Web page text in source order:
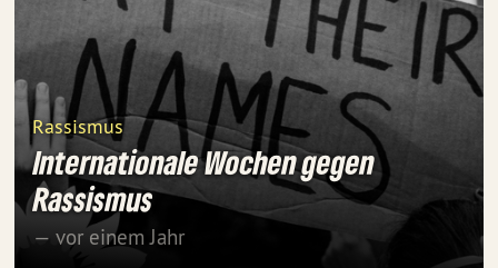
Rassismus
Internationale Wochen gegen
Rassismus
— vor einem Jahr